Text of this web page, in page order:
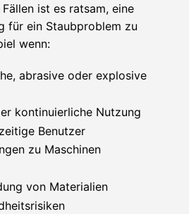
ist es ratsam, eine
für ein Staubproblem zu
wenn:
abrasive oder explosive
kontinuierliche Nutzung
Benutzer
zu Maschinen
von Materialien